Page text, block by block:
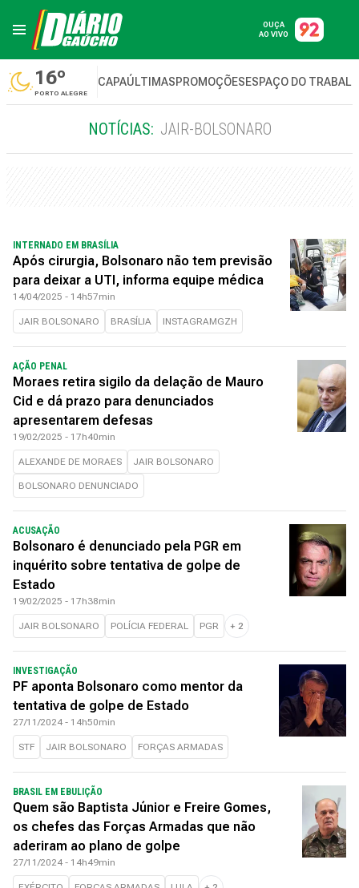
OUÇA
AO VIVO
16º
PORTO ALEGRE
CAPAÚLTIMASPROMOÇÕESESPAÇO DO
NOTÍCIAS: JAIR-BOLSONARO
INTERNADO EM BRASÍLIA
Após cirurgia, Bolsonaro não tem previsão
para deixar a UTI, informa equipe médica
14/04/2025 - 14h57min
JAIR BOLSONARO BRASÍLIA INSTAGRAMGZH
AÇÃO PENAL
Moraes retira sigilo da delação de Mauro
Cid e dá prazo para denunciados
apresentarem defesas
19/02/2025 - 17h40min
ALEXANDE DE MORAES JAIR BOLSONARO
BOLSONARO DENUNCIADO
ACUSAÇÃO
Bolsonaro é denunciado pela PGR em
inquérito sobre tentativa de golpe de
Estado
19/02/2025 - 17h38min
JAIR BOLSONARO POLÍCIA FEDERAL PGR + 2
INVESTIGAÇÃO
PF aponta Bolsonaro como mentor da
tentativa de golpe de Estado
27/11/2024 - 14h50min
STF JAIR BOLSONARO FORÇAS ARMADAS
BRASIL EM EBULIÇÃO
Quem são Baptista Júnior e Freire Gomes,
os chefes das Forças Armadas que não
aderiram ao plano de golpe
27/11/2024 - 14h49min